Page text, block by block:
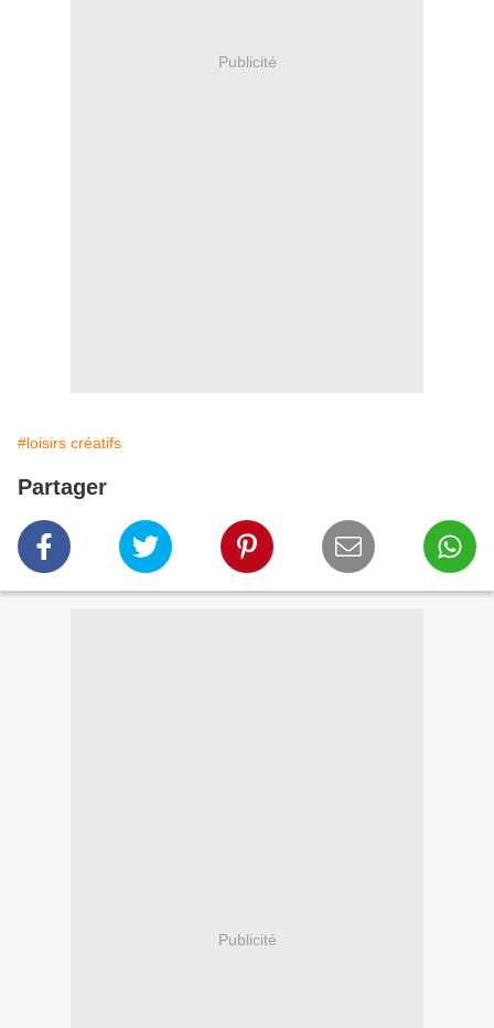
Publicité
#loisirs créatifs
Partager
Publicité